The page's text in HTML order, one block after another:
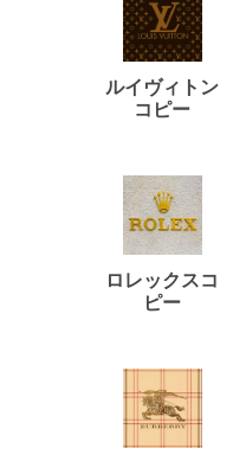
ルイヴィトン
コピー
ロレックスコ
ピー